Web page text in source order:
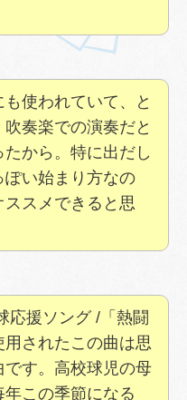
使われていて、と
奏楽での演奏だと
から。特に出だし
ぽい始まり方なの
スメできると思
応援ソング /「熱闘
されたこの曲は思
す。高校球児の母
この季節になる